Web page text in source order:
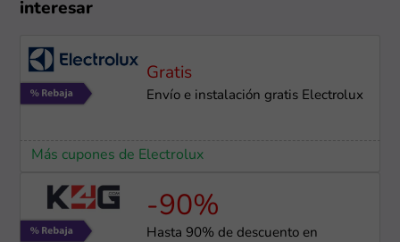
interesar
Gratis
Envío e instalación gratis Electrolux
Más cupones de Electrolux
-90%
Hasta 90% de descuento en